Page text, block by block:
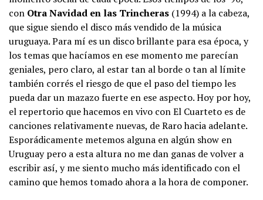
con Otra Navidad en las Trincheras (1994) a la cabeza,
que sigue siendo el disco más vendido de la música
uruguaya. Para mí es un disco brillante para esa época, y
los temas que hacíamos en ese momento me parecían
geniales, pero claro, al estar tan al borde o tan al límite
también corrés el riesgo de que el paso del tiempo les
pueda dar un mazazo fuerte en ese aspecto. Hoy por hoy,
el repertorio que hacemos en vivo con El Cuarteto es de
canciones relativamente nuevas, de Raro hacia adelante.
Esporádicamente metemos alguna en algún show en
Uruguay pero a esta altura no me dan ganas de volver a
escribir así, y me siento mucho más identificado con el
camino que hemos tomado ahora a la hora de componer.